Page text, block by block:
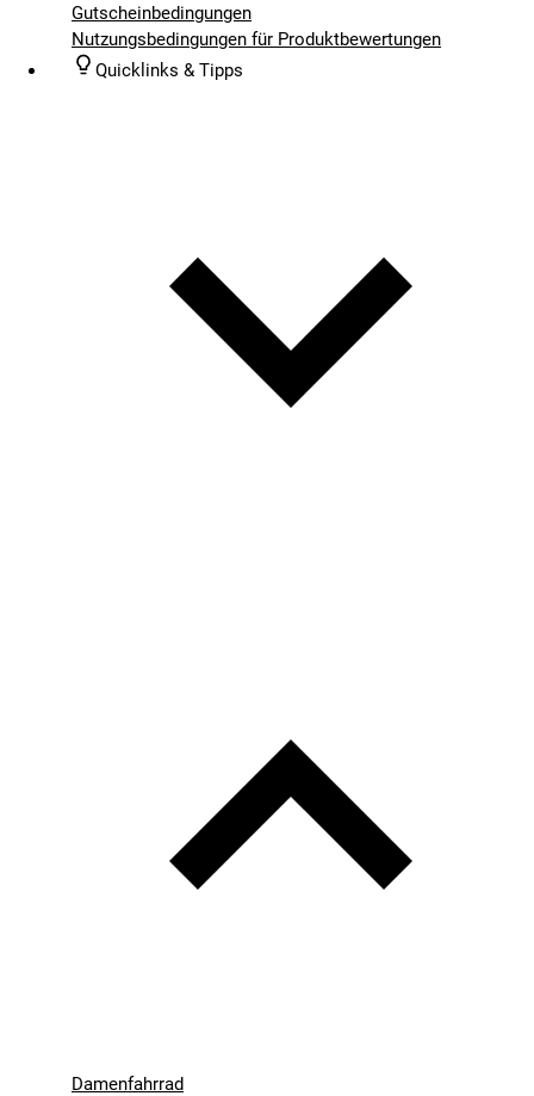
Gutscheinbedingungen
Nutzungsbedingungen für Produktbewertungen
Quicklinks & Tipps
Damenfahrrad